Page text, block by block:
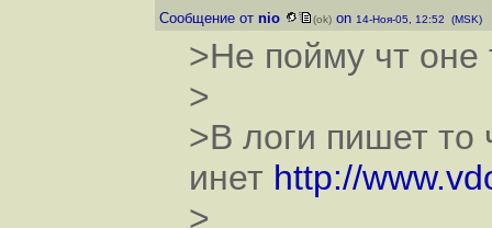
Сообщение от nio (ok) on 14-Ноя-05, 12:52 (MSK)
>Не пойму чт оне
>
>В логи пишет то
инет http://
>